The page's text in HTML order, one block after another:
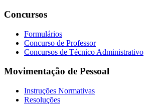
Concursos
Formulários
Concurso de Professor
Concursos de Técnico Administrativo
Movimentação de Pessoal
Instruções Normativas
Resoluções